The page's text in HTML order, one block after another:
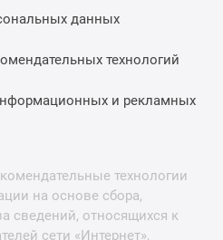
данных
технологий
и рекламных
технологии
на основе сбора,
сведений, относящихся к
сети «Интернет»,